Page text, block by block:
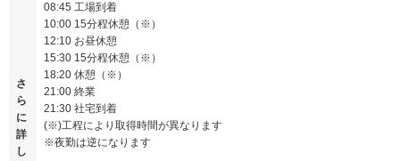
さ
ら
に
詳
し
08:45 工場到着
10:00 15分程休憩（※）
12:10 お昼休憩
15:30 15分程休憩（※）
18:20 休憩（※）
21:00 終業
21:30 社宅到着
(※)工程により取得時間が異なります
※夜勤は逆になります